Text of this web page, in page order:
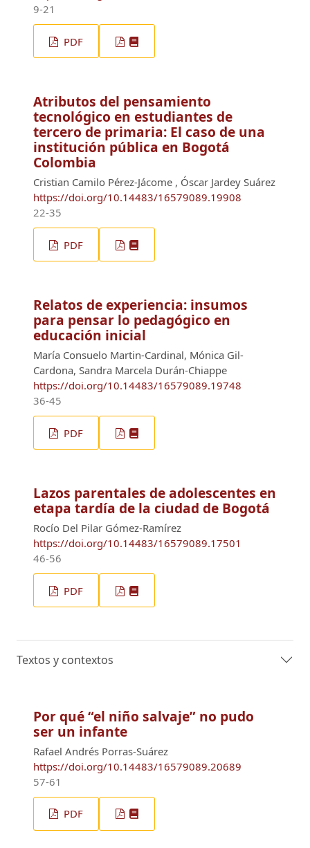
9-21
PDF
Atributos del pensamiento
tecnológico en estudiantes de
tercero de primaria: El caso de una
institución pública en Bogotá
Colombia
Cristian Camilo Pérez-Jácome , Óscar Jardey Suárez
https://doi.org/10.14483/16579089.19908
22-35
PDF
Relatos de experiencia: insumos
para pensar lo pedagógico en
educación inicial
María Consuelo Martin-Cardinal, Mónica Gil-
Cardona, Sandra Marcela Durán-Chiappe
https://doi.org/10.14483/16579089.19748
36-45
PDF
Lazos parentales de adolescentes en
etapa tardía de la ciudad de Bogotá
Rocío Del Pilar Gómez-Ramírez
https://doi.org/10.14483/16579089.17501
46-56
PDF
Textos y contextos
Por qué “el niño salvaje” no pudo
ser un infante
Rafael Andrés Porras-Suárez
https://doi.org/10.14483/16579089.20689
57-61
PDF